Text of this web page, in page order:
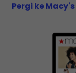
Pergi ke Macy's